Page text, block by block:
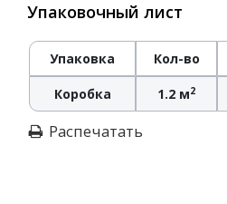
Упаковочный лист
Упаковка Кол-во
Коробка 1.2 м2
Распечатать